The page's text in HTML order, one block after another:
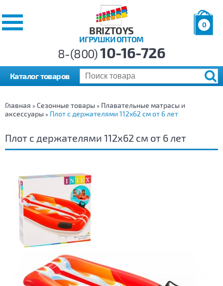
BRIZTOYS
ИГРУШКИ ОПТОМ
0
р.
8-(800)10-16-726
Каталог товаров
Главная » Сезонные товары » Плавательные матрасы и
аксессуары » Плот с держателями 112х62 см от 6 лет
Плот с держателями 112х62 см от 6 лет